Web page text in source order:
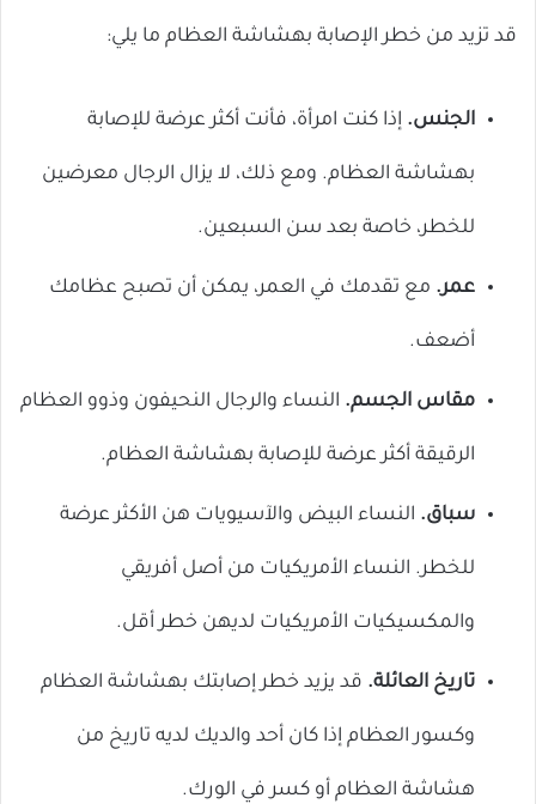
قد تزيد من خطر الإصابة بهشاشة العظام ما يلي:
الجنس. إذا كنت امرأة، فأنت أكثر عرضة للإصابة
بهشاشة العظام. ومع ذلك، لا يزال الرجال معرضين
للخطر، خاصة بعد سن السبعين.
عمر. مع تقدمك في العمر، يمكن أن تصبح عظامك
أضعف.
مقاس الجسم. النساء والرجال النحيفون وذوو العظام
الرقيقة أكثر عرضة للإصابة بهشاشة العظام.
سباق. النساء البيض والآسيويات هن الأكثر عرضة
للخطر. النساء الأمريكيات من أصل أفريقي
والمكسيكيات الأمريكيات لديهن خطر أقل.
تاريخ العائلة. قد يزيد خطر إصابتك بهشاشة العظام
وكسور العظام إذا كان أحد والديك لديه تاريخ من
هشاشة العظام أو كسر في الورك.